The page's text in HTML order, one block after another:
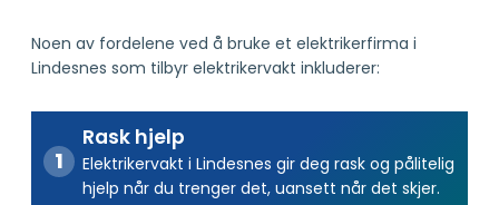
Noen av fordelene ved å bruke et elektrikerfirma i
Lindesnes som tilbyr elektrikervakt inkluderer:
Rask hjelp
Elektrikervakt i Lindesnes gir deg rask og pålitelig
hjelp når du trenger det, uansett når det skjer.